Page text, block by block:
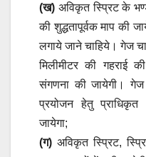
(ख) अविकृत स्प्रिट के
की शुद्धतापूर्वक माप की
लगाये जाने चाहिये। गेज
मिलीमीटर की गहराई
संगणना की जायेगी। गेज
प्रयोजन हेतु प्राधिकृत
जायेगा;
(ग) अविकृत स्प्रिट,